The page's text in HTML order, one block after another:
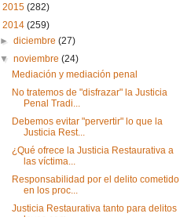
2015 (282)
2014 (259)
►diciembre(27)
▼noviembre(24)
Mediación y mediación penal
No tratemos de "disfrazar" la Justicia
Penal Tradi...
Debemos evitar "pervertir" lo que la
Justicia Rest...
¿Qué ofrece la Justicia Restaurativa a
las víctima...
Responsabilidad por el delito cometido
en los proc...
Justicia Restaurativa tanto para delitos